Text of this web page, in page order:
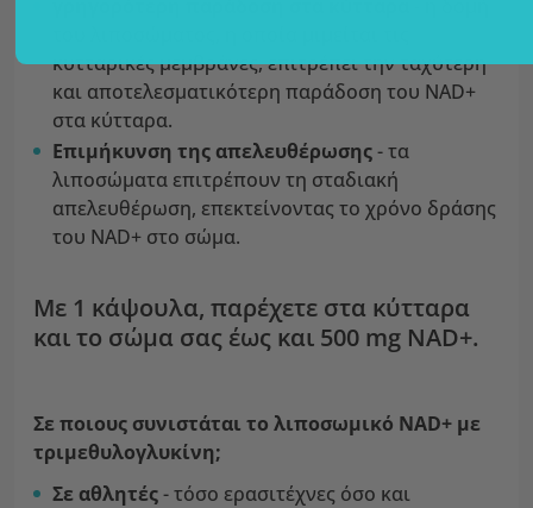
κυτταρικές μεμβράνες, επιτρέπει την ταχύτερη
και αποτελεσματικότερη παράδοση του NAD+
στα κύτταρα.
Επιμήκυνση της απελευθέρωσης- τα
λιποσώματα επιτρέπουν τη σταδιακή
απελευθέρωση, επεκτείνοντας το χρόνο δράσης
του NAD+ στο σώμα.
Με 1 κάψουλα, παρέχετε στα κύτταρα
και το σώμα σας έως και 500 mg NAD+.
Σε ποιους συνιστάται το λιποσωμικό NAD+ με
τριμεθυλογλυκίνη;
Σε αθλητές- τόσο ερασιτέχνες όσο και